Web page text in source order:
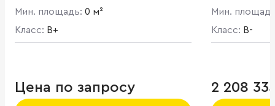
офисных и 7 производственно-
складских зданий. Общая площадь
Мин. площадь: 0 м²
Класс: B+
Цена по запросу
Мин.
Класс: B-
2 208